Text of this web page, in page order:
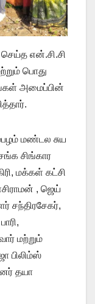
என்.சி.சி
பொது
அமைப்பின்
மண்டல சுய
சிங்கார
மக்கள் கட்சி
, ஜெய்
சந்திரசேகர்,
மற்றும்
பிலிம்ஸ்
தயா